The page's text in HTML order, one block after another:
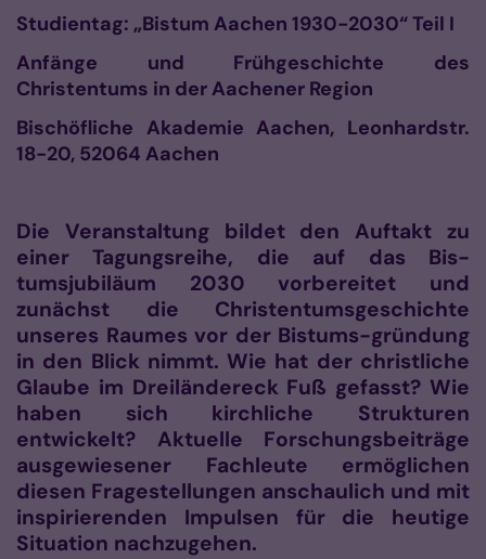
Studientag: „Bistum Aachen 1930-2030“ Teil I
Anfänge und Frühgeschichte des
Christentums in der Aachener Region
Bischöfliche Akademie Aachen, Leonhardstr.
18-20, 52064 Aachen
Die Veranstaltung bildet den Auftakt zu
einer Tagungsreihe, die auf das Bis­
tumsjubiläum 2030 vorbereitet und
zunächst die Christentumsgeschichte
unseres Raumes vor der Bistums-gründung
in den Blick nimmt. Wie hat der christliche
Glaube im Dreiländereck Fuß gefasst? Wie
haben sich kirchliche Strukturen
entwickelt? Aktuelle Forschungsbeiträge
ausgewiesener Fachleute ermöglichen
diesen Fragestellungen anschaulich und mit
inspirierenden Impulsen für die heutige
Situation nachzugehen.